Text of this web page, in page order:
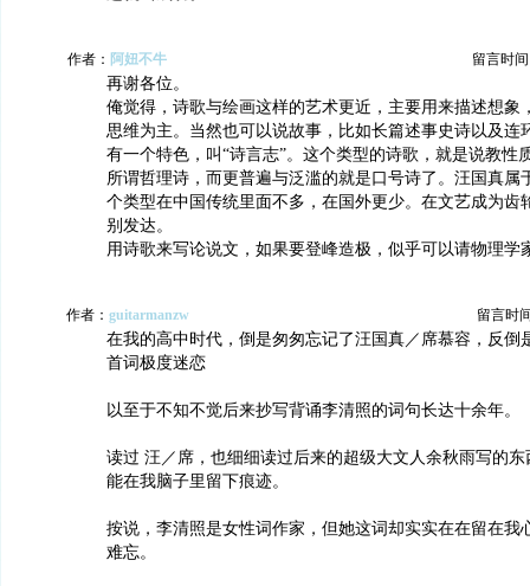
作者： 阿妞不牛 留言时间
再谢各位。
俺觉得，诗歌与绘画这样的艺术更近，主要用来描述想象
思维为主。当然也可以说故事，比如长篇述事史诗以及连
有一个特色，叫“诗言志”。这个类型的诗歌，就是说教性
所谓哲理诗，而更普遍与泛滥的就是口号诗了。汪国真属
个类型在中国传统里面不多，在国外更少。在文艺成为齿
别发达。
用诗歌来写论说文，如果要登峰造极，似乎可以请物理学
作者： guitarmanzw 留言时
在我的高中时代，倒是匆匆忘记了汪国真／席慕容，反倒
首词极度迷恋
以至于不知不觉后来抄写背诵李清照的词句长达十余年。
读过 汪／席，也细细读过后来的超级大文人余秋雨写的
能在我脑子里留下痕迹。
按说，李清照是女性词作家，但她这词却实实在在留在我
难忘。